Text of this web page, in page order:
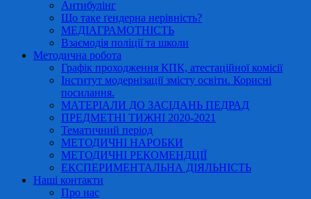
Антибулінг
Що таке ґендерна нерівність?
МЕДІАГРАМОТНІСТЬ
Взаємодія поліції та школи
Методична робота
Графік проходження КПК, атестаційної комісії
Інститут модернізації змісту освіти. Корисні
посилання.
МАТЕРІАЛИ ДО ЗАСІДАНЬ ПЕДРАД
ПРЕДМЕТНІ ТИЖНІ 2020-2021
Тематичний період
МЕТОДИЧНІ НАРОБКИ
МЕТОДИЧНІ РЕКОМЕНДЦІЇ
ЕКСПЕРИМЕНТАЛЬНА ДІЯЛЬНІСТЬ
Наші контакти
Про нас